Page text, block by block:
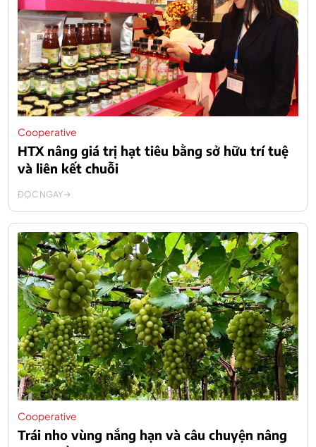
Cooperative
HTX nâng giá trị hạt tiêu bằng sở hữu trí tuệ
và liên kết chuỗi
ĐỌC NGAY
Cooperative
Trái nho vùng nắng hạn và câu chuyện nâng